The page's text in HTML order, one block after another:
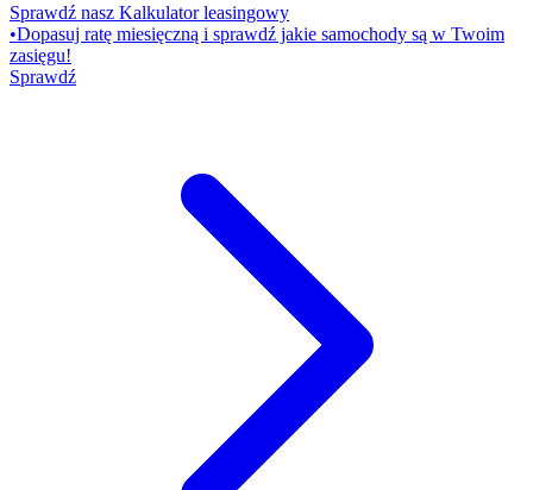
Sprawdź nasz Kalkulator leasingowy
•Dopasuj ratę miesięczną i sprawdź jakie samochody są w Twoim
zasięgu!
Sprawdź